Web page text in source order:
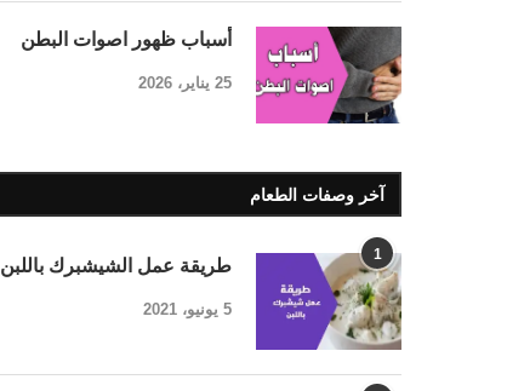
أسباب ظهور اصوات البطن
25 يناير، 2026
آخر وصفات الطعام
1
طريقة عمل الشيشبرك باللبن
5 يونيو، 2021